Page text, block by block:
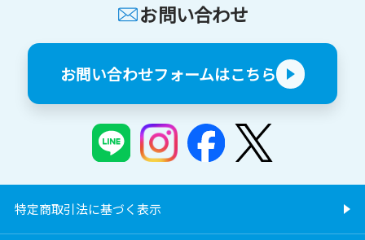
お問い合わせ
お問い合わせフォームはこちら
特定商取引法に基づく表示